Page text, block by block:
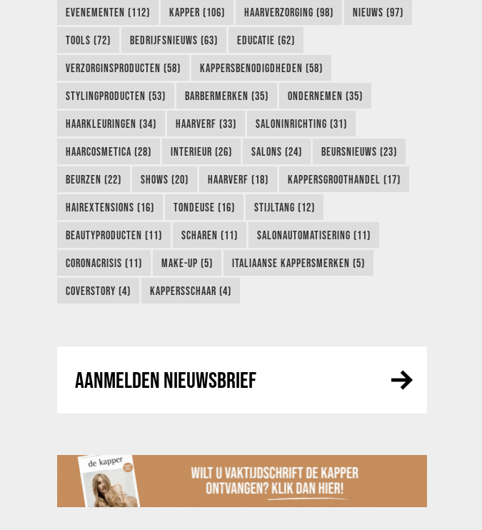
EVENEMENTEN (112) KAPPER (106) HAARVERZORGING (98) NIEUWS (97)
TOOLS (72) BEDRIJFSNIEUWS (63) EDUCATIE (62)
VERZORGINSPRODUCTEN (58) KAPPERSBENODIGDHEDEN (58)
STYLINGPRODUCTEN (53) BARBERMERKEN (35) ONDERNEMEN (35)
HAARKLEURINGEN (34) HAARVERF (33) SALONINRICHTING (31)
HAARCOSMETICA (28) INTERIEUR (26) SALONS (24) BEURSNIEUWS (23)
BEURZEN (22) SHOWS (20) HAARVERF (18) KAPPERSGROOTHANDEL (17)
HAIREXTENSIONS (16) TONDEUSE (16) STIJLTANG (12)
BEAUTYPRODUCTEN (11) SCHAREN (11) SALONAUTOMATISERING (11)
CORONACRISIS (11) MAKE-UP (5) ITALIAANSE KAPPERSMERKEN (5)
COVERSTORY (4) KAPPERSSCHAAR (4)
AANMELDEN NIEUWSBRIEF